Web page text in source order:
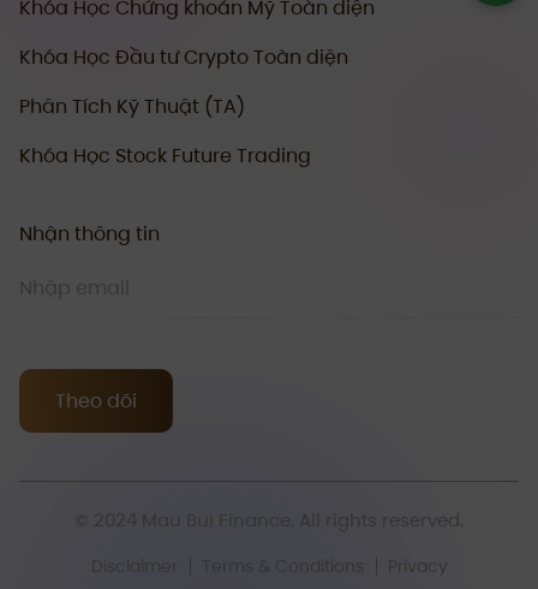
Khóa Học Chứng khoán Mỹ Toàn diện
Khóa Học Đầu tư Crypto Toàn diện
Phân Tích Kỹ Thuật (TA)
Khóa Học Stock Future Trading
Nhận thông tin
Theo dõi
© 2024 Mau Bui Finance. All rights reserved.
Disclaimer Terms & Conditions Privacy